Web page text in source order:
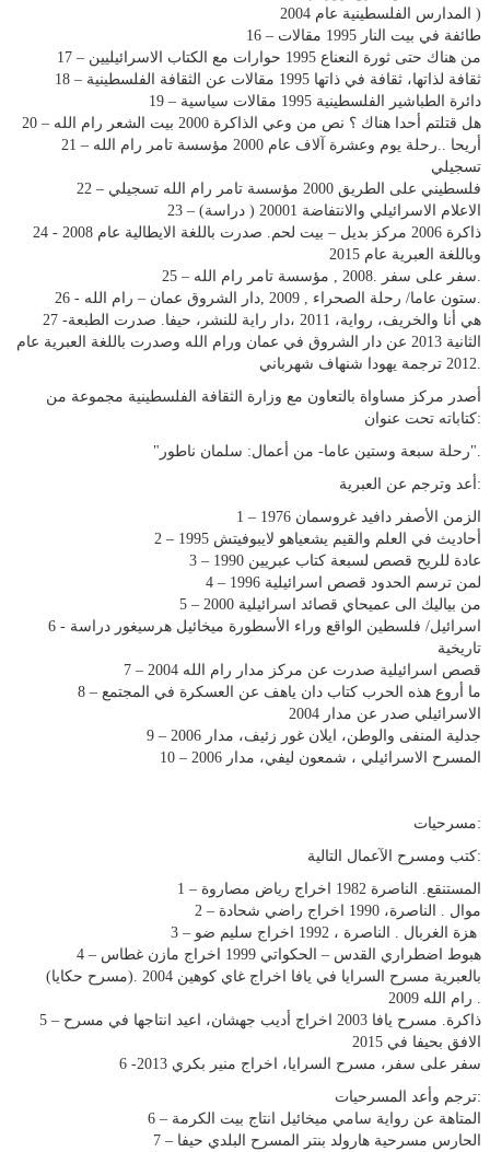
المدارس الفلسطینیة عام 2004 )
16 – طائفة في بیت النار 1995 مقالات
17 – من ھناك حتى ثورة النعناع 1995 حوارات مع الكتاب الاسرائیلیین
18 – ثقافة لذاتھا، ثقافة في ذاتھا 1995 مقالات عن الثقافة الفلسطینیة
19 – دائرة الطباشیر الفلسطینیة 1995 مقالات سیاسیة
20 – ھل قتلتم أحدا ھناك ؟ نص من وعي الذاكرة 2000 بیت الشعر رام الله
21 – أريحا ..رحلة يوم وعشرة آلاف عام 2000 مؤسسة تامر رام الله
تسجیلي
22 – فلسطیني على الطريق 2000 مؤسسة تامر رام الله تسجیلي
23 – الاعلام الاسرائیلي والانتفاضة 20001 ( دراسة)
24 - ذاكرة 2006 مركز بديل – بیت لحم. صدرت باللغة الايطالیة عام 2008
وباللغة العبرية عام 2015
27 -ھي أنا والخريف، رواية، 2011 ،دار راية للنشر، حیفا. صدرت الطبعة
الثانیة 2013 عن دار الشروق في عمان ورام الله وصدرت باللغة العبرية عام
أصدر مركز مساواة بالتعاون مع وزارة الثقافة الفلسطينية مجموعة من
كتاباته تحت عنوان:
"رحلة سبعة وستين عاما- من أعمال: سلمان ناطور".
أعد وترجم عن العبرية:
1 – الزمن الأصفر دافید غروسمان 1976
2 – أحاديث في العلم والقیم يشعیاھو لايبوفیتش 1995
3 – عادة للريح قصص لسبعة كتاب عبريین 1990
4 – لمن ترسم الحدود قصص اسرائیلیة 1996
5 – من بیالیك الى عمیحاي قصائد اسرائیلیة 2000
6 - اسرائیل/ فلسطین الواقع وراء الأسطورة میخائیل ھرسیغور دراسة
تاريخیة
7 – قصص اسرائیلیة صدرت عن مركز مدار رام الله 2004
8 – ما أروع ھذه الحرب كتاب دان ياھف عن العسكرة في المجتمع
الاسرائیلي صدر عن مدار 2004
9 – جدلیة المنفى والوطن، ايلان غور زئیف، مدار 2006
10 – المسرح الاسرائیلي ، شمعون لیفي، مدار 2006
مسرحیات:
كتب ومسرح الآعمال التالية:
1 – المستنقع. الناصرة 1982 اخراج رياض مصاروة
2 – موال . الناصرة، 1990 اخراج راضي شحادة
4 – ھبوط اضطراري القدس – الحكواتي 1999 اخراج مازن غطاس
(بالعبرية مسرح السرايا في يافا اخراج غاي كوھین 2004 .(مسرح حكايا
5 – ذاكرة. مسرح يافا 2003 اخراج أديب جھشان، اعید انتاجھا في مسرح
الافق بحیفا في 2015
6 -سفر على سفر، مسرح السرايا، اخراج منیر بكري 2013
ترجم وأعد المسرحیات:
6 – المتاھة عن رواية سامي میخائیل انتاج بیت الكرمة
7 – الحارس مسرحیة ھارولد بنتر المسرح البلدي حیفا